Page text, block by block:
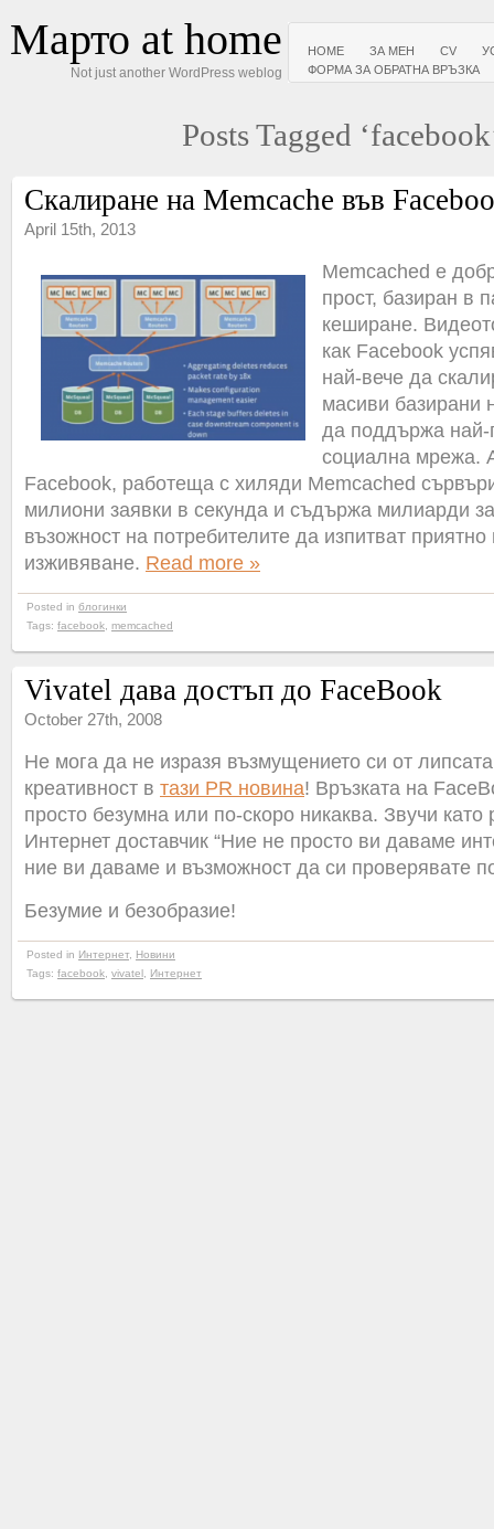
Марто at home
Not just another WordPress weblog
HOME ЗА МЕН CV
ФОРМА ЗА ОБРАТНА ВРЪЗКА
Posts Tagged
Скалиране на Memcache във
April 15th, 2013
Memcached е
прост, базиран в
кеширане.
как Facebook
най-вече да
масиви базирани
да поддържа най-
социална мрежа.
Facebook, работеща с хиляди Memcached
милиони заявки в секунда и съдържа милиарди
възожност на потребителите да изпитват приятно
изживяване. Read more »
Posted in блогинки
Tags: facebook memcached
Vivatel дава достъп до FaceBook
October 27th, 2008
Не мога да не изразя възмущението си от
креативност в тази PR новина! Връзката на
просто безумна или по-скоро никаква. Звучи като
Интернет доставчик “Ние не просто ви даваме
ние ви даваме и възможност да си проверявате
Безумие и безобразие!
Posted in Интернет, Новини
Tags: facebook vivatel Интернет